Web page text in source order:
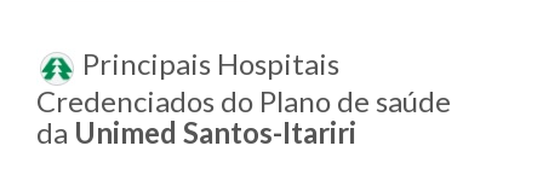
Principais Hospitais
Credenciados do Plano de saúde
da Unimed Santos-Itariri